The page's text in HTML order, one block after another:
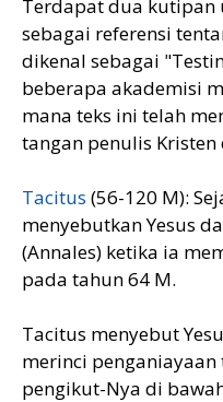
Terdapat dua kutipan
sebagai referensi
dikenal sebagai
beberapa akademisi
mana teks ini telah
tangan penulis
Tacitus (56-120 M):
menyebutkan Yesus
(Annales) ketika ia
pada tahun 64 M.
Tacitus menyebut
merinci
pengikut-Nya di